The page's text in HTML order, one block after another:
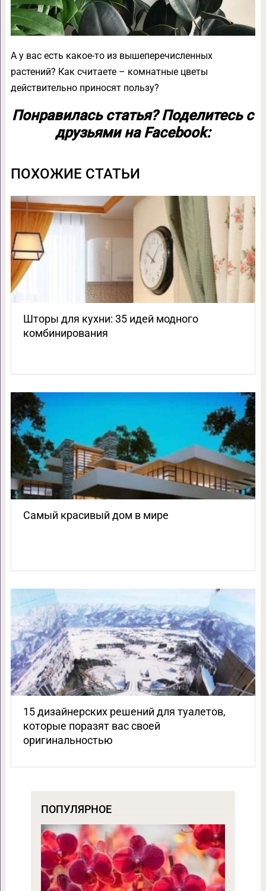
А у вас есть какое-то из вышеперечисленных
растений? Как считаете – комнатные цветы
действительно приносят пользу?
Понравилась статья? Поделитесь с
друзьями на Facebook:
ПОХОЖИЕ СТАТЬИ
Шторы для кухни: 35 идей модного
комбинирования
Самый красивый дом в мире
15 дизайнерских решений для туалетов,
которые поразят вас своей
оригинальностью
ПОПУЛЯРНОЕ